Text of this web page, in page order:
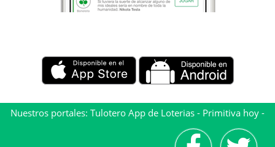
Nuestros portales: Tulotero App de Loterias - Primitiva hoy -